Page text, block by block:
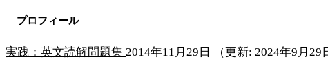
プロフィール
実践：英文読解問題集 2014年11月29日 （更新: 2024年9月29